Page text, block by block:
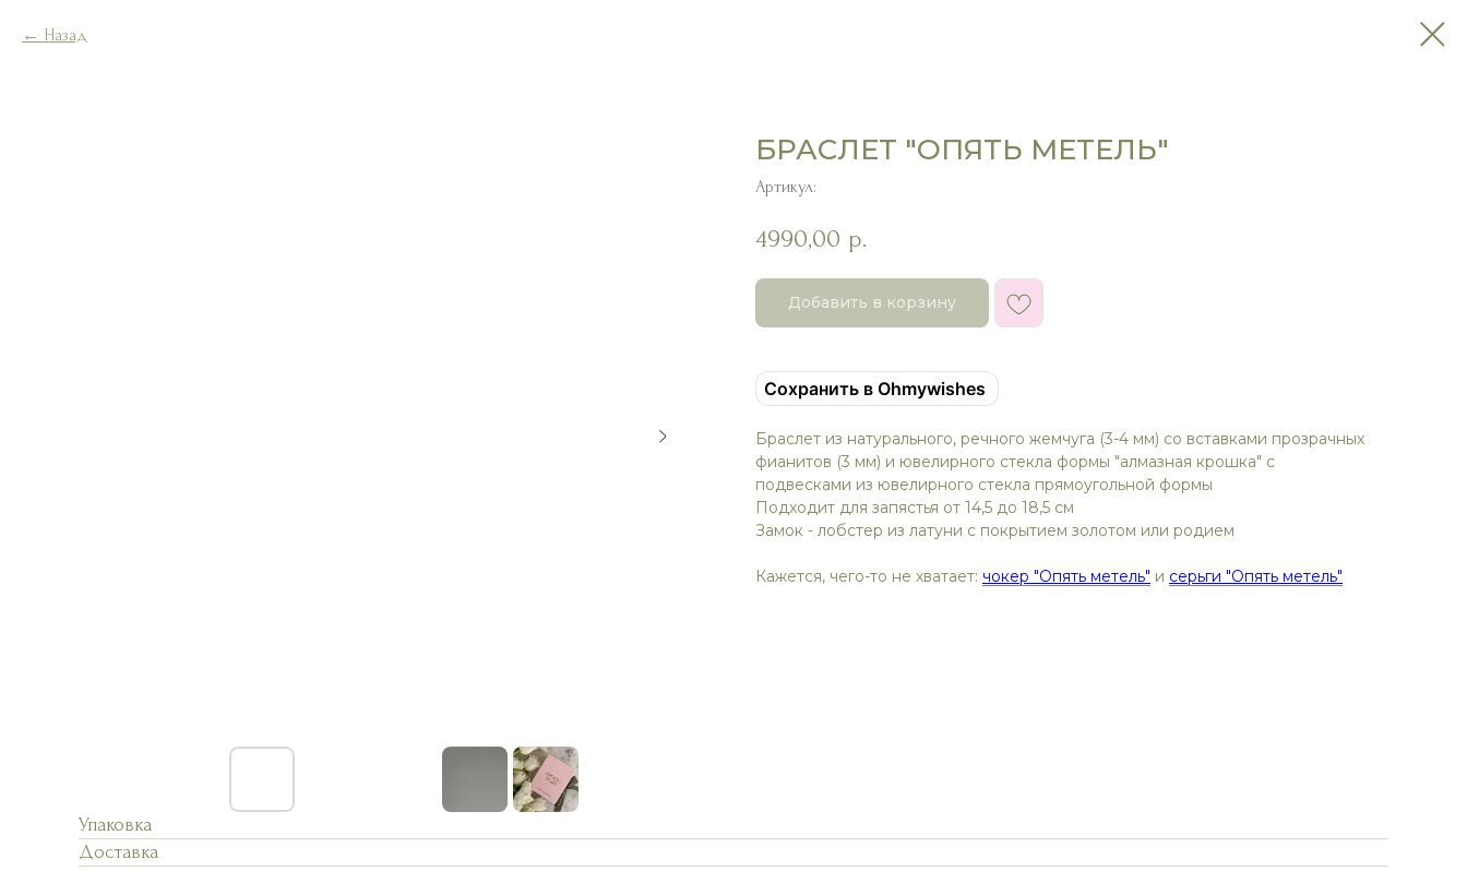
Назад
БРАСЛЕТ "ОПЯТЬ МЕТЕЛЬ"
Артикул:
4990,00 р.
Добавить в корзину
Сохранить в Ohmywishes
Браслет из натурального, речного жемчуга (3-4 мм) со вставками прозрачных
фианитов (3 мм) и ювелирного стекла формы "алмазная крошка" с
подвесками из ювелирного стекла прямоугольной формы
Подходит для запястья от 14,5 до 18,5 см
Замок - лобстер из латуни с покрытием золотом или родием
Кажется, чего-то не хватает: чокер "Опять метель" и серьги "Опять метель"
Упаковка
Доставка